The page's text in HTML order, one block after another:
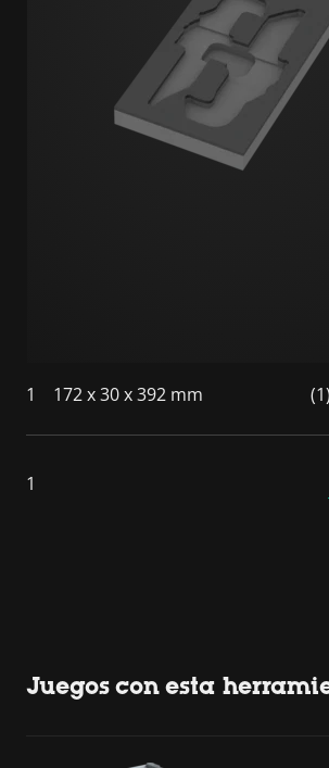
1 172 x 30 x 392 mm (1)
1
Juegos con esta